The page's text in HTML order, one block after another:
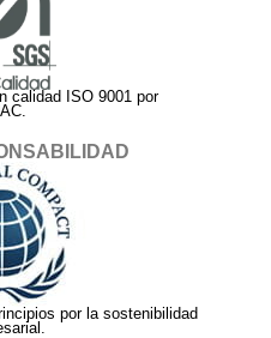
calidad ISO 9001 por
por la sostenibilidad